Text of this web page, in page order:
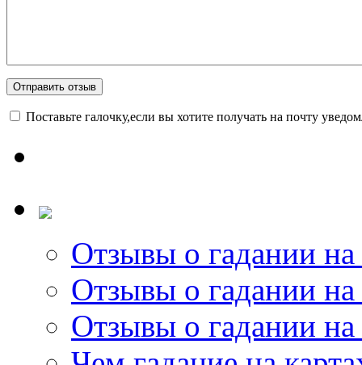
Поставьте галочку,если вы хотите получать на почту
Отзывы о гадании на
Отзывы о гадании на
Отзывы о гадании на